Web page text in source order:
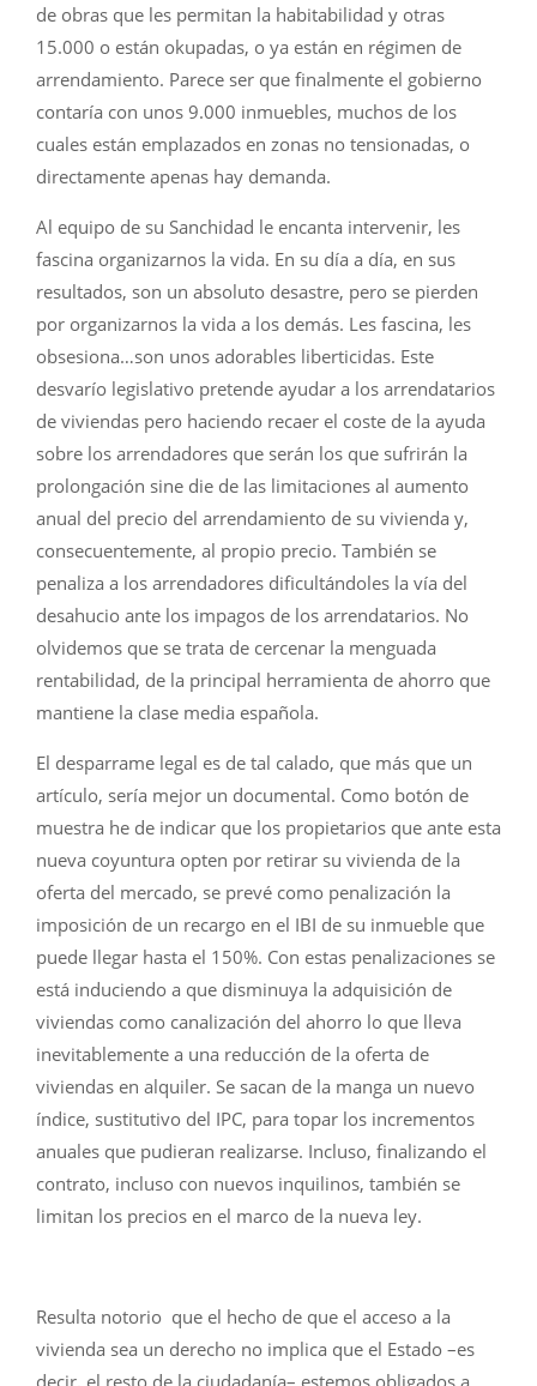
de obras que les permitan la habitabilidad y otras
15.000 o están okupadas, o ya están en régimen de
arrendamiento. Parece ser que finalmente el gobierno
contaría con unos 9.000 inmuebles, muchos de los
cuales están emplazados en zonas no tensionadas, o
directamente apenas hay demanda.
Al equipo de su Sanchidad le encanta intervenir, les
fascina organizarnos la vida. En su día a día, en sus
resultados, son un absoluto desastre, pero se pierden
por organizarnos la vida a los demás. Les fascina, les
obsesiona…son unos adorables liberticidas. Este
desvarío legislativo pretende ayudar a los arrendatarios
de viviendas pero haciendo recaer el coste de la ayuda
sobre los arrendadores que serán los que sufrirán la
prolongación sine die de las limitaciones al aumento
anual del precio del arrendamiento de su vivienda y,
consecuentemente, al propio precio. También se
penaliza a los arrendadores dificultándoles la vía del
desahucio ante los impagos de los arrendatarios. No
olvidemos que se trata de cercenar la menguada
rentabilidad, de la principal herramienta de ahorro que
mantiene la clase media española.
El desparrame legal es de tal calado, que más que un
artículo, sería mejor un documental. Como botón de
muestra he de indicar que los propietarios que ante esta
nueva coyuntura opten por retirar su vivienda de la
oferta del mercado, se prevé como penalización la
imposición de un recargo en el IBI de su inmueble que
puede llegar hasta el 150%. Con estas penalizaciones se
está induciendo a que disminuya la adquisición de
viviendas como canalización del ahorro lo que lleva
inevitablemente a una reducción de la oferta de
viviendas en alquiler. Se sacan de la manga un nuevo
índice, sustitutivo del IPC, para topar los incrementos
anuales que pudieran realizarse. Incluso, finalizando el
contrato, incluso con nuevos inquilinos, también se
limitan los precios en el marco de la nueva ley.
Resulta notorio que el hecho de que el acceso a la
vivienda sea un derecho no implica que el Estado –es